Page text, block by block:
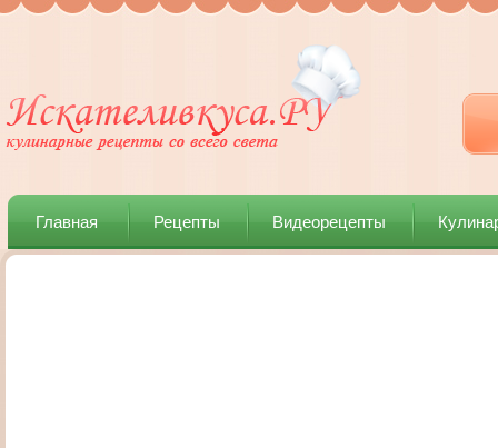
Главная Рецепты Видеорецепты